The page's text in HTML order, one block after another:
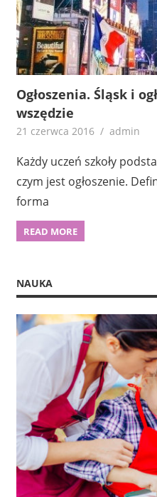
Ogłoszenia. Śląsk i
wszędzie
21 czerwca 2016 admin
Każdy uczeń szkoły
czym jest ogłoszenie.
forma
READ MORE
NAUKA